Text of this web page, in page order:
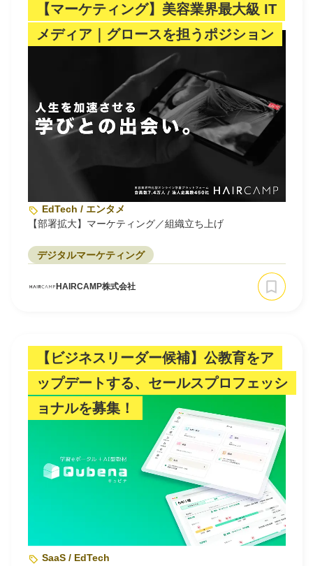
【マーケティング】美容業界最大級 IT
メディア｜グロースを担うポジション
EdTech / エンタメ
【部署拡大】マーケティング／組織立ち上げ
デジタルマーケティング
HAIRCAMP株式会社
【ビジネスリーダー候補】公教育をア
ップデートする、セールスプロフェッシ
ョナルを募集！
SaaS / EdTech